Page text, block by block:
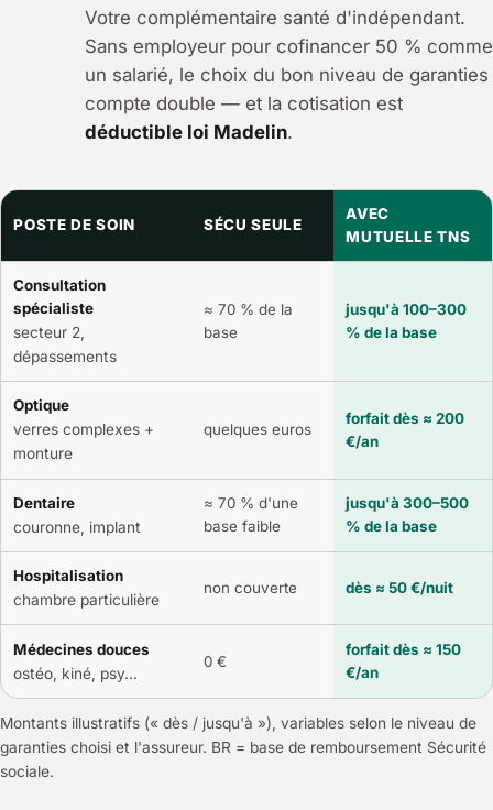
Votre complémentaire santé d'indépendant.
Sans employeur pour cofinancer 50 % comme
un salarié, le choix du bon niveau de garanties
compte double — et la cotisation est
déductible loi Madelin.
POSTE DE SOIN SÉCU SEULE
AVEC
MUTUELLE TNS
Consultation
spécialiste
secteur 2,
dépassements
≈ 70 % de la
base
jusqu'à 100–300
% de la base
Optique
verres complexes +
monture
quelques euros
forfait dès ≈ 200
€/an
Dentaire
couronne, implant
≈ 70 % d'une
base faible
jusqu'à 300–500
% de la base
Hospitalisation
chambre particulière
non couverte dès ≈ 50 €/nuit
Médecines douces
ostéo, kiné, psy…
0 €
forfait dès ≈ 150
€/an
Montants illustratifs (« dès / jusqu'à »), variables selon le niveau de
garanties choisi et l'assureur. BR = base de remboursement Sécurité
sociale.